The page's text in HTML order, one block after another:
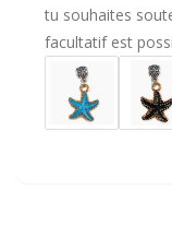
tu souhaites
facultatif est